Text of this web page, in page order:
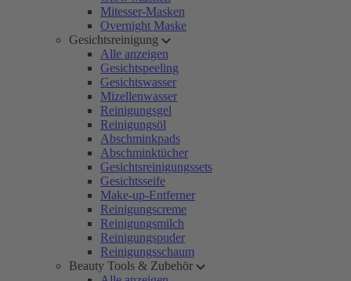
Mitesser-Masken
Overnight Maske
Gesichtsreinigung
Alle anzeigen
Gesichtspeeling
Gesichtswasser
Mizellenwasser
Reinigungsgel
Reinigungsöl
Abschminkpads
Abschminktücher
Gesichtsreinigungssets
Gesichtsseife
Make-up-Entferner
Reinigungscreme
Reinigungsmilch
Reinigungspuder
Reinigungsschaum
Beauty Tools & Zubehör